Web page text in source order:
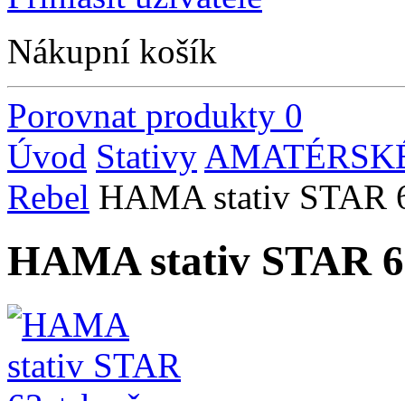
Nákupní košík
Porovnat produkty 0
Úvod Stativy
Rebel HAMA stativ STAR
HAMA stativ STAR